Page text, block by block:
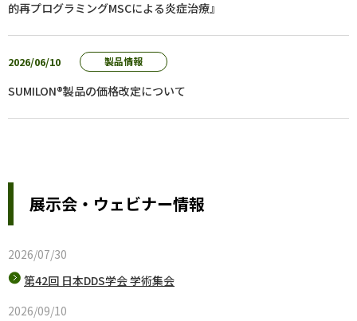
的再プログラミングMSCによる炎症治療』
2026/06/10 製品情報
SUMILON®製品の価格改定について
展示会・ウェビナー情報
2026/07/30
第42回 日本DDS学会 学術集会
2026/09/10